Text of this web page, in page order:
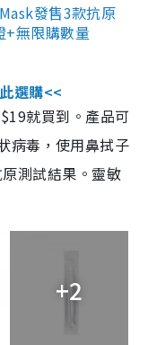
發售3款抗原
+無限購數量
選購<<
就買到。產品可
病毒，使用鼻拭子
測試結果。靈敏
+2